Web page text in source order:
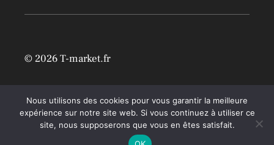
© 2026 T-market.fr
Nous utilisons des cookies pour vous garantir la meilleure
expérience sur notre site web. Si vous continuez à utiliser ce
site, nous supposerons que vous en êtes satisfait.